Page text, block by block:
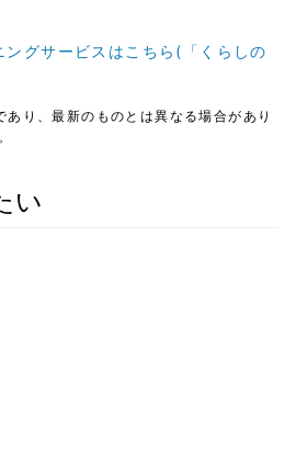
ングサービスはこちら(「くらしの
り、最新のものとは異なる場合があり
い